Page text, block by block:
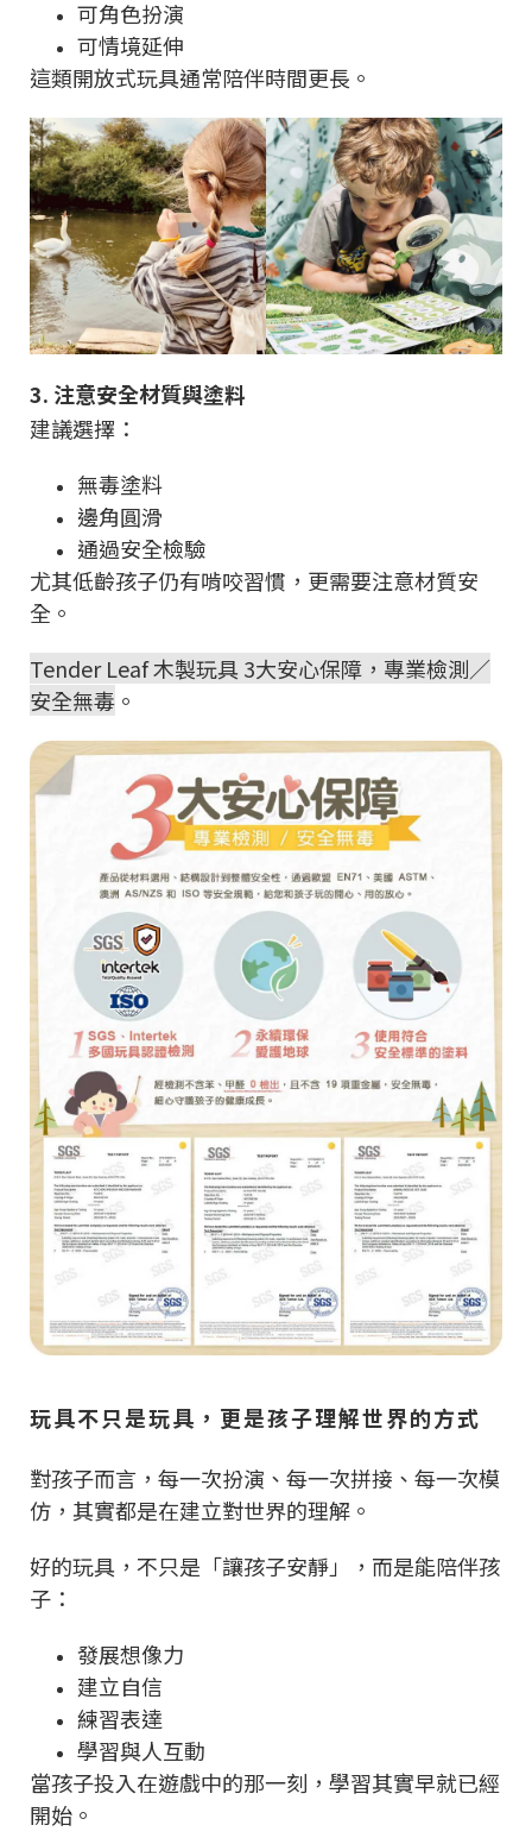
可角色扮演
可情境延伸
這類開放式玩具通常陪伴時間更長。
3. 注意安全材質與塗料
建議選擇：
無毒塗料
邊角圓滑
通過安全檢驗
尤其低齡孩子仍有啃咬習慣，更需要注意材質安
全。
Tender Leaf 木製玩具 3大安心保障，專業檢測／
安全無毒 。
玩具不只是玩具，更是孩子理解世界的方式
對孩子而言，每一次扮演、每一次拼接、每一次模
仿，其實都是在建立對世界的理解。
好的玩具，不只是「讓孩子安靜」，而是能陪伴孩
子：
發展想像力
建立自信
練習表達
學習與人互動
當孩子投入在遊戲中的那一刻，學習其實早就已經
開始。